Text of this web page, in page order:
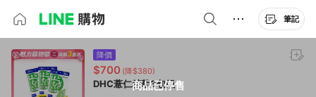
筆記
商品已停售
降價
$700 (降$380)
DHC薏仁精華3包組